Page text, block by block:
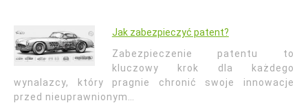
Jak zabezpieczyć patent?
Zabezpieczenie patentu to
kluczowy krok dla każdego
wynalazcy, który pragnie chronić swoje innowacje
przed nieuprawnionym…